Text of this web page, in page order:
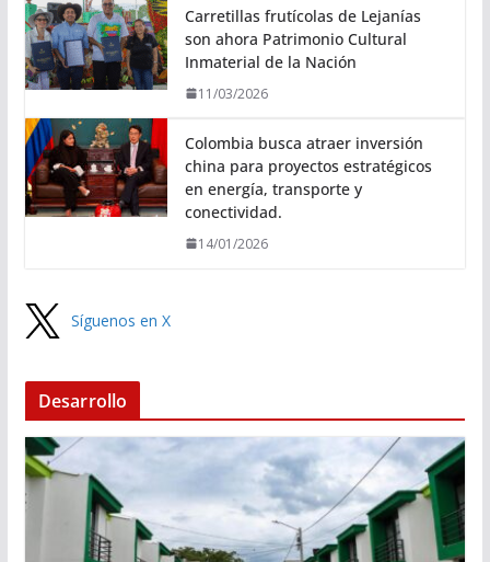
Carretillas frutícolas de Lejanías
son ahora Patrimonio Cultural
Inmaterial de la Nación
11/03/2026
Colombia busca atraer inversión
china para proyectos estratégicos
en energía, transporte y
conectividad.
14/01/2026
Síguenos en X
Desarrollo